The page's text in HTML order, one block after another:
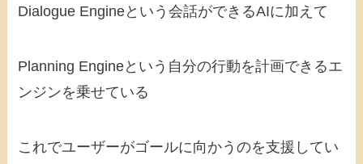
Dialogue Engineという会話ができるAIに加えて
Planning Engineという自分の行動を計画できるエ
ンジンを乗せている
これでユーザーがゴールに向かうのを支援してい